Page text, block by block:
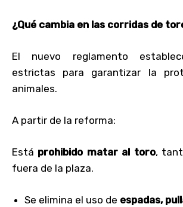
¿Qué cambia en las corridas de
El nuevo reglamento
estrictas para garantizar la
animales.
A partir de la reforma:
Está prohibido matar al toro,
fuera de la plaza.
Se elimina el uso de espadas,